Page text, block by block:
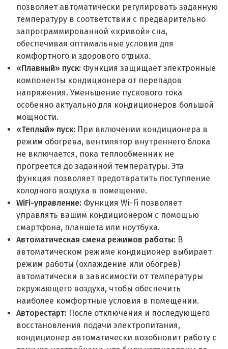
позволяет автоматически регулировать заданную
температуру в соответствии с предварительно
запрограммированной «кривой» сна,
обеспечивая оптимальные условия для
комфортного и здорового отдыха.
«Плавный» пуск: Функция защищает электронные
компоненты кондиционера от перепадов
напряжения. Уменьшение пускового тока
особенно актуально для кондиционеров большой
мощности.
«Теплый» пуск: При включении кондиционера в
режим обогрева, вентилятор внутреннего блока
не включается, пока теплообменник не
прогреется до заданной температуры. Эта
функция позволяет предотвратить поступление
холодного воздуха в помещение.
WiFi-управление: Функция Wi-Fi позволяет
управлять вашим кондиционером с помощью
смартфона, планшета или ноутбука.
Автоматическая смена режимов работы: В
автоматическом режиме кондиционер выбирает
режим работы (охлаждение или обогрев)
автоматически в зависимости от температуры
окружающего воздуха, чтобы обеспечить
наиболее комфортные условия в помещении.
Авторестарт: После отключения и последующего
восстановления подачи электропитания,
кондиционер автоматически возобновит работу с